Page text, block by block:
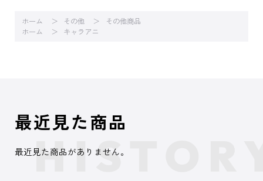
ホーム その他
その他商品
ホーム
キャラアニ
最近見た商品
最近見た商品がありません。